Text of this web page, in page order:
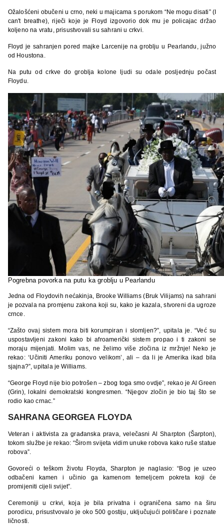
Ožalošćeni obučeni u crno, neki u majicama s porukom “Ne mogu disati” (I
can't breathe), riječi koje je Floyd izgovorio dok mu je policajac držao
koljeno na vratu, prisustvovali su sahrani u crkvi.
Floyd je sahranjen pored majke Larcenije na groblju u Pearlandu, južno
od Houstona.
Na putu od crkve do groblja kolone ljudi su odale posljednju počast
Floydu.
Pogrebna povorka na putu ka groblju u Pearlandu
Jedna od Floydovih nećakinja, Brooke Williams (Bruk Vilijams) na sahrani
je pozvala na promjenu zakona koji su, kako je kazala, stvoreni da ugroze
crnce.
“Zašto ovaj sistem mora biti korumpiran i slomljen?”, upitala je. “Već su
uspostavljeni zakoni kako bi afroamerički sistem propao i ti zakoni se
moraju mijenjati. Molim vas, ne želimo više zločina iz mržnje! Neko je
rekao: ‘Učiniti Ameriku ponovo velikom’, ali – da li je Amerika ikad bila
sjajna?”, upitala je Williams.
“George Floyd nije bio potrošen – zbog toga smo ovdje”, rekao je Al Green
(Grin), lokalni demokratski kongresmen. “Njegov zločin je bio taj što se
rodio kao crnac.”
SAHRANA GEORGEA FLOYDA
Veteran i aktivista za građanska prava, velečasni Al Sharpton (Šarpton),
tokom službe je rekao: “Širom svijeta vidim unuke robova kako ruše statue
robova”.
Govoreći o teškom životu Floyda, Sharpton je naglasio: “Bog je uzeo
odbačeni kamen i učinio ga kamenom temeljcem pokreta koji će
promijeniti cijeli svijet”.
Ceremoniji u crkvi, koja je bila privatna i ograničena samo na širu
porodicu, prisustvovalo je oko 500 gostiju, uključujući političare i poznate
ličnosti.